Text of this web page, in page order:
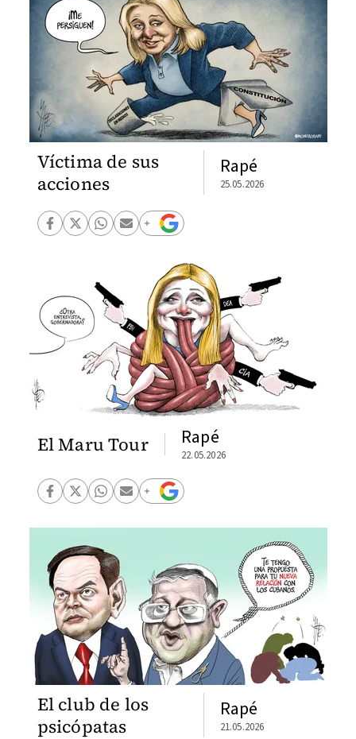
Víctima de sus
acciones
Rapé
25.05.2026
El Maru Tour Rapé
22.05.2026
El club de los
psicópatas
Rapé
21.05.2026